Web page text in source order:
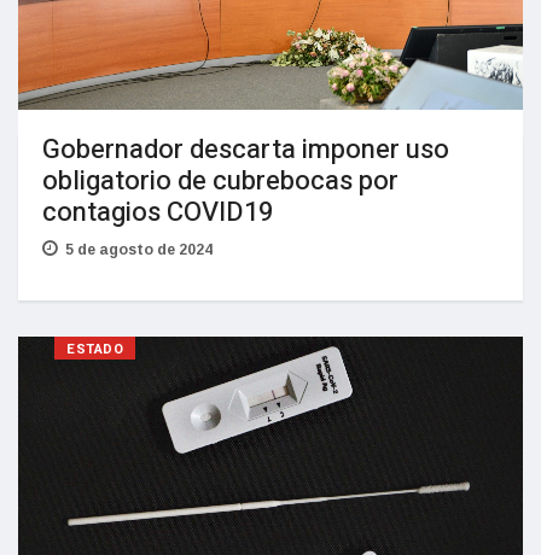
Gobernador descarta imponer uso
obligatorio de cubrebocas por
contagios COVID19
5 de agosto de 2024
ESTADO